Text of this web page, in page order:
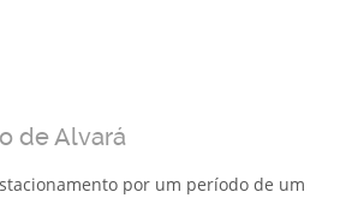
de Alvará
por um período de um